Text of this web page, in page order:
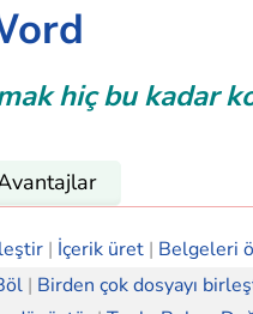
hiç bu kadar
| İçerik üret | Belgeleri
| Birden çok dosyayı